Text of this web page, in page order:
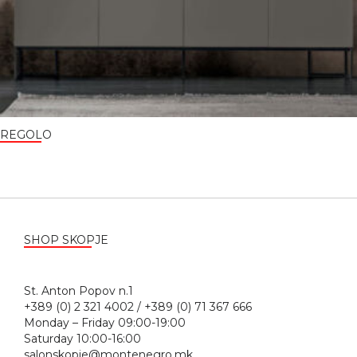
REGOLO
SHOP SKOPJE
St. Anton Popov n.1
+389 (0) 2 321 4002 / +389 (0) 71 367 666
Monday – Friday 09:00-19:00
Saturday 10:00-16:00